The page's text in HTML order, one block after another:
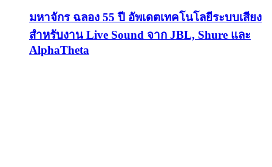
มหาจักร ฉลอง 55 ปี อัพเดตเทคโนโลยีระบบเสียง
สำหรับงาน Live Sound จาก JBL, Shure และ
AlphaTheta